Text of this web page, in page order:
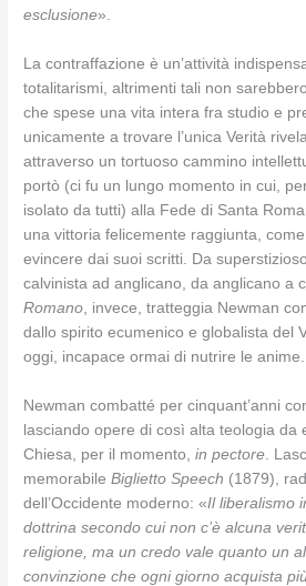
esclusione».
La contraffazione è un’attività
totalitarismi, altrimenti tali non
che spese una vita intera fra studio e
unicamente a trovare l’unica Verità
attraverso un tortuoso cammino
portò (ci fu un lungo momento in cui,
isolato da tutti) alla Fede di Santa
una vittoria felicemente raggiunta,
evincere dai suoi scritti. Da
calvinista ad anglicano, da anglicano a
Romano , invece, tratteggia Newman
dallo spirito ecumenico e globalista del
oggi, incapace ormai di nutrire le anime.
Newman combatté per cinquant’anni
lasciando opere di così alta teologia da
Chiesa, per il momento,in pectore .
memorabileBiglietto Speech (1879),
dell’Occidente moderno: «Il liberalismo
dottrina secondo cui non c’è alcuna
religione, ma un credo vale quanto un
convinzione che ogni giorno acquista